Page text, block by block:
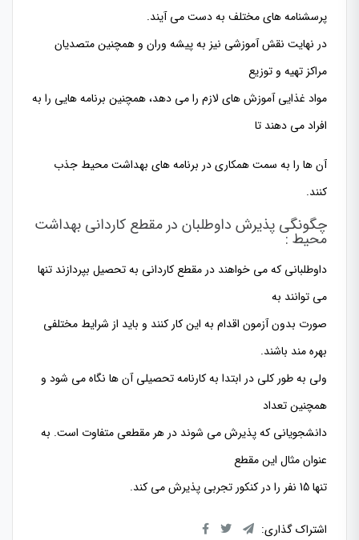
پرسشنامه های مختلف به دست می آیند.
در نهایت نقش آموزشی نیز به پیشه وران و همچنین متصدیان
مراکز تهیه و توزیع
مواد غذایی آموزش های لازم را می دهد، همچنین برنامه هایی را به
افراد می دهند تا
آن ها را به سمت همکاری در برنامه های بهداشت محیط جذب
کنند.
چگونگی پذیرش داوطلبان در مقطع کاردانی بهداشت
محیط :
داوطلبانی که می خواهند در مقطع کاردانی به تحصیل بپردازند تنها
می توانند به
صورت بدون آزمون اقدام به این کار کنند و باید از شرایط مختلفی
بهره مند باشند.
ولی به طور کلی در ابتدا به کارنامه تحصیلی آن ها نگاه می شود و
همچنین تعداد
دانشجویانی که پذیرش می شوند در هر مقطعی متفاوت است. به
عنوان مثال این مقطع
تنها15 نفر را در کنکور تجربی پذیرش می کند.
اشتراک گذاری: